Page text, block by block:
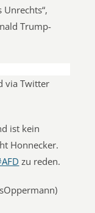
Trump-
via Twitter
ist kein
Honnecker.
zu reden.